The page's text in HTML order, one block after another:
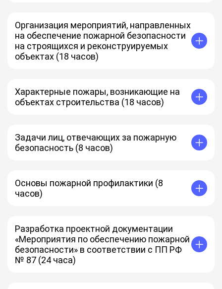
Организация мероприятий, направленных
на обеспечение пожарной безопасности
на строящихся и реконструируемых
объектах (18 часов)
Характерные пожары, возникающие на
объектах строительства (18 часов)
Задачи лиц, отвечающих за пожарную
безопасность (8 часов)
Основы пожарной профилактики (8
часов)
Разработка проектной документации
«Мероприятия по обеспечению пожарной
безопасности» в соответствии с ПП РФ
№ 87 (24 часа)